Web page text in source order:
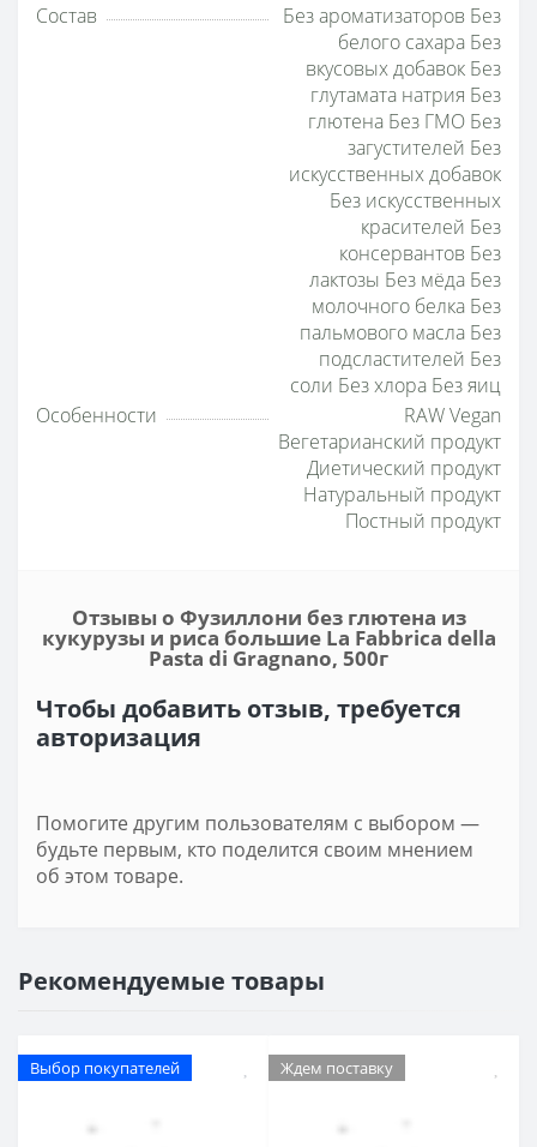
Состав
Без ароматизаторов Без
белого сахара Без
вкусовых добавок Без
глутамата натрия Без
глютена Без ГМО Без
загустителей Без
искусственных добавок
Без искусственных
красителей Без
консервантов Без
лактозы Без мёда Без
молочного белка Без
пальмового масла Без
подсластителей Без
соли Без хлора Без яиц
Особенности
RAW Vegan
Вегетарианский продукт
Диетический продукт
Натуральный продукт
Постный продукт
Отзывы о Фузиллони без глютена из
кукурузы и риса большие La Fabbrica della
Pasta di Gragnano, 500г
Чтобы добавить отзыв, требуется
авторизация
Помогите другим пользователям с выбором —
будьте первым, кто поделится своим мнением
об этом товаре.
Рекомендуемые товары
Выбор покупателей Ждем поставку